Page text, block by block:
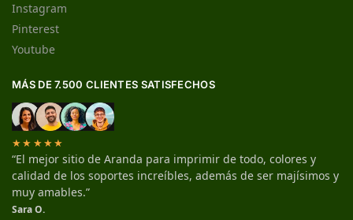
Instagram
Pinterest
Youtube
MÁS DE 7.500 CLIENTES SATISFECHOS
★★★★★
“El mejor sitio de Aranda para imprimir de todo, colores y
calidad de los soportes increíbles, además de ser majísimos y
muy amables.”
Sara O.